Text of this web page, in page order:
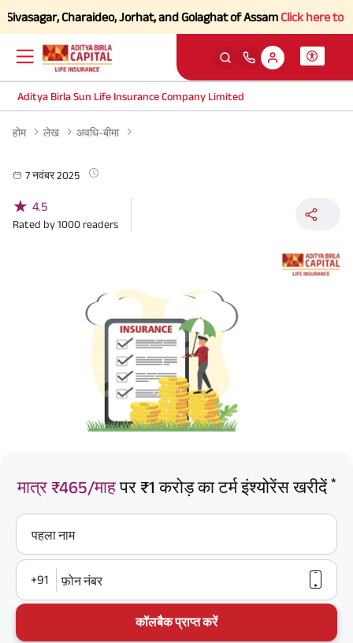
Charaideo, Jorhat, and Golaghat of AssamClick here to
Aditya Birla Sun Life Insurance Company Limited
होम लेख अवधि-बीमा
7 नवंबर 2025
★ 4.5
Rated by1000 readers
मात्र ₹465/माहपर ₹1 करोड़ का टर्म इंश्योरेंस खरीदें *
पहला नाम
+91 फ़ोन नंबर
कॉलबैक प्राप्त करें